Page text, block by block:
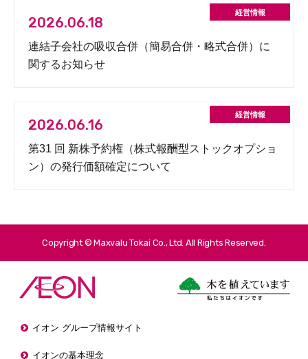
2026.06.18
連結子会社の吸収合併（簡易合併・略式合併）に
関するお知らせ
2026.06.16
第31 回 新株予約権（株式報酬型ストックオプショ
ン）の発行価額確定について
Copyright © Maxvalu Tokai Co., Ltd. All Rights Reserved.
イオン グループ情報サイト
イオンの基本理念